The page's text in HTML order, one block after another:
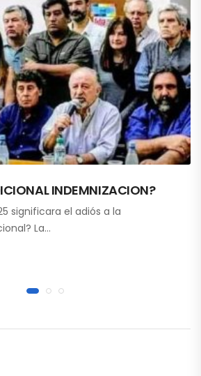
INDEMNIZACION?
significara el adiós a la
La…